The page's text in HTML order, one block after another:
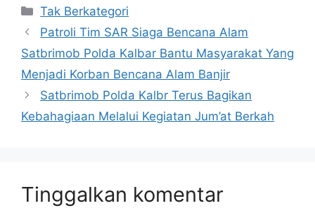
Kategori
Tak Berkategori
Patroli Tim SAR Siaga Bencana Alam
Satbrimob Polda Kalbar Bantu Masyarakat Yang
Menjadi Korban Bencana Alam Banjir
Satbrimob Polda Kalbr Terus Bagikan
Kebahagiaan Melalui Kegiatan Jum’at Berkah
Tinggalkan komentar